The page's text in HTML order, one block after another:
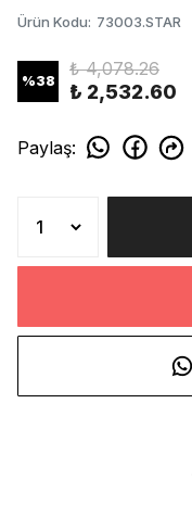
Ürün Kodu: 73003.STAR
%38
₺ 4,078.26
₺ 2,532.60
Paylaş: